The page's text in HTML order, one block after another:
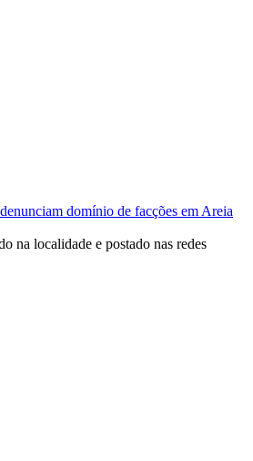
domínio de facções em Areia
na localidade e postado nas redes